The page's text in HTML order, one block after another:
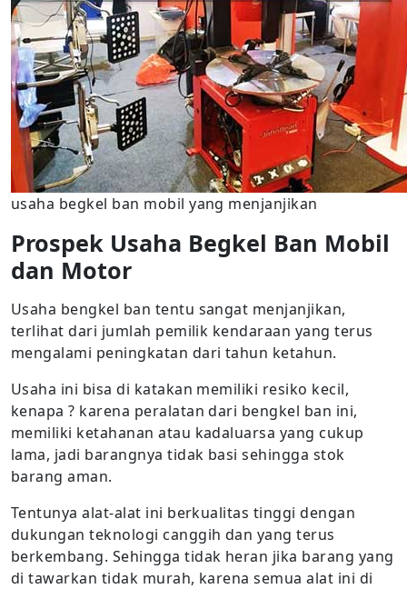
usaha begkel ban mobil yang menjanjikan
Prospek Usaha Begkel Ban Mobil
dan Motor
Usaha bengkel ban tentu sangat menjanjikan,
terlihat dari jumlah pemilik kendaraan yang terus
mengalami peningkatan dari tahun ketahun.
Usaha ini bisa di katakan memiliki resiko kecil,
kenapa ? karena peralatan dari bengkel ban ini,
memiliki ketahanan atau kadaluarsa yang cukup
lama, jadi barangnya tidak basi sehingga stok
barang aman.
Tentunya alat-alat ini berkualitas tinggi dengan
dukungan teknologi canggih dan yang terus
berkembang. Sehingga tidak heran jika barang yang
di tawarkan tidak murah, karena semua alat ini di